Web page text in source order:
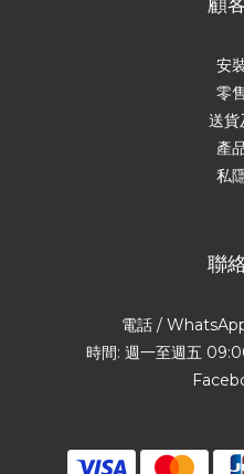
安
零
送貨
產
私
聯
電話 /
時間: 週一至週五